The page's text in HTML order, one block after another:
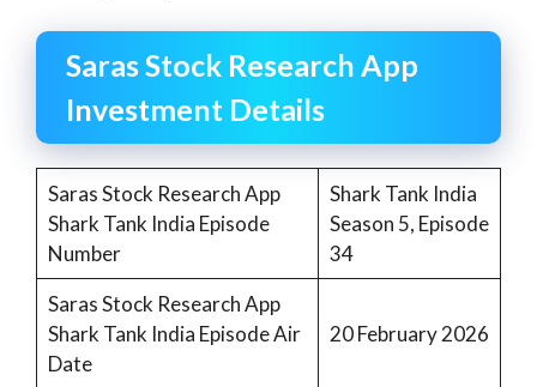
Saras Stock Research App
Investment Details
Saras Stock Research App
Shark Tank India Episode
Number
Shark Tank India
Season 5, Episode
34
Saras Stock Research App
Shark Tank India Episode Air
Date
20 February 2026